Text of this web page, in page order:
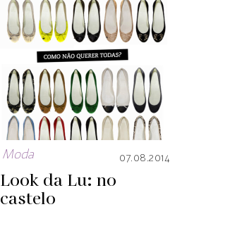
Moda 07.08.2014
Look da Lu: no
castelo